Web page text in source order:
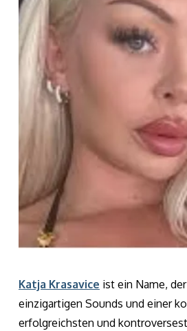
Katja Krasavice ist ein Name,
einzigartigen Sounds und einer
erfolgreichsten und